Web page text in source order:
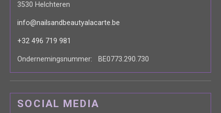
3530 Helchteren
info@nailsandbeautyalacarte.be
+32 496 719 981
Ondernemingsnummer: BE0773.290.730
SOCIAL MEDIA